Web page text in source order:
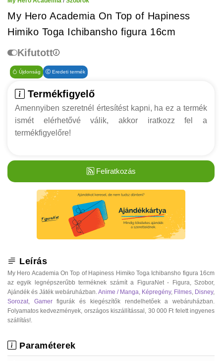
My Hero Academia On Top of Hapiness
Himiko Toga Ichibansho figura 16cm
Kifutott
Újdonság Eredeti termék
Termékfigyelő
Amennyiben szeretnél értesítést kapni, ha ez a termék
ismét elérhetővé válik, akkor iratkozz fel a
termékfigyelőre!
Feliratkozás
Leírás
My Hero Academia On Top of Hapiness Himiko Toga Ichibansho figura 16cm
az egyik legnépszerűbb terméknek számít a FiguraNet - Figura, Szobor,
Ajándék és Játék webáruházban. Anime / Manga Képregény, Filmes Disney,
Sorozat
Gamerfigurák és kiegészítők rendelhetőek a webáruházban.
Folyamatos kedvezmények, országos kiszállítással, 30 000 Ft felett ingyenes
szállítás!.
Paraméterek